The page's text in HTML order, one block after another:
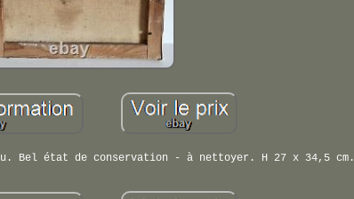
Bel état de conservation - à nettoyer. H 27 x 34,5 cm.